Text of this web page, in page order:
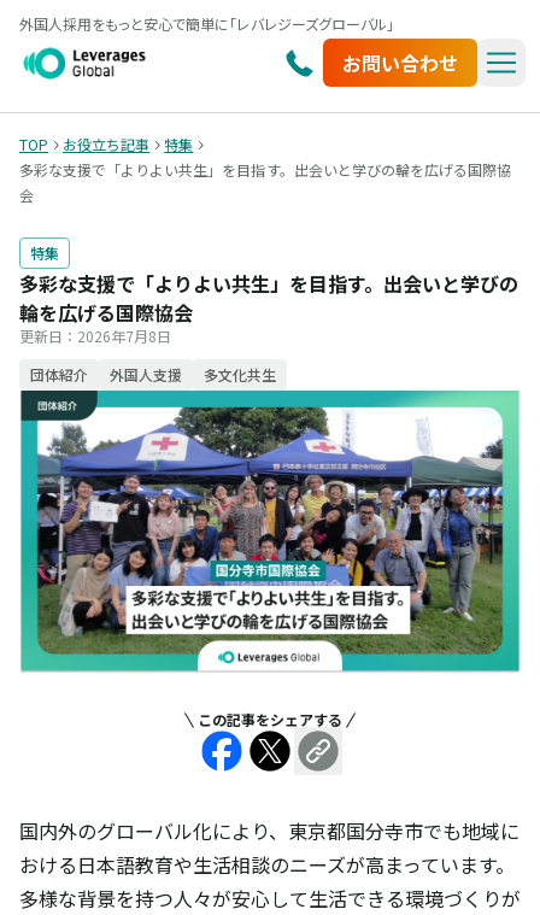
外国人採用をもっと安心で簡単に「レバレジーズグローバル」
お問い合わせ
TOP お役立ち記事
特集
多彩な支援で「よりよい共生」を目指す。出会いと学びの輪を広げる国際協
会
特集
多彩な支援で「よりよい共生」を目指す。出会いと学びの
輪を広げる国際協会
更新日： 2026年7月8日
団体紹介
外国人支援 多文化共生
この記事をシェアする
国内外のグローバル化により、東京都国分寺市でも地域に
おける日本語教育や生活相談のニーズが高まっています。
多様な背景を持つ人々が安心して生活できる環境づくりが